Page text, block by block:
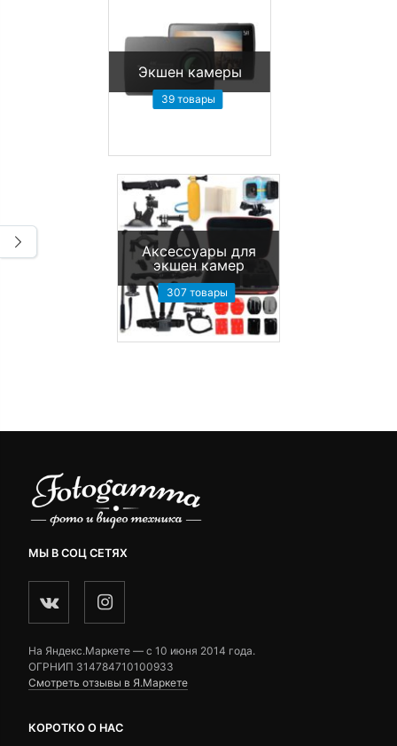
Экшен камеры
39 товары
Аксессуары для
экшен камер
307 товары
МЫ В СОЦ СЕТЯХ
На Яндекс.Маркете — c 10 июня 2014 года.
ОГРНИП 314784710100933
Смотреть отзывы в Я.Маркете
КОРОТКО О НАС